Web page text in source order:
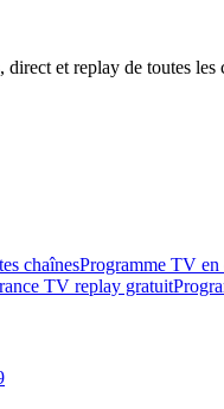
et replay de toutes les
chaînesProgramme TV en
TV replay gratuit